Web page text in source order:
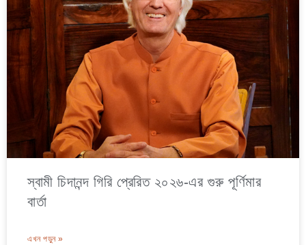
স্বামী চিদানন্দ গিরি প্রেরিত ২০২৬-এর গুরু পূর্ণিমার
বার্তা
এখন পড়ুন »